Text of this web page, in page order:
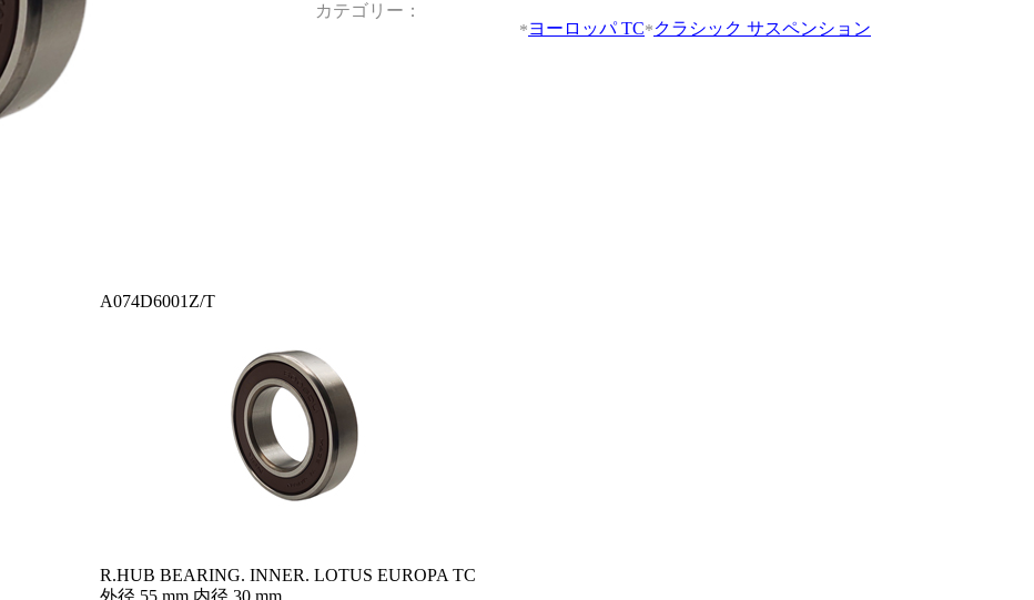
カテゴリー
ヨーロッパ TC
クラシック サスペンション
A074D6001Z/T
R.HUB BEARING. INNER. LOTUS EUROPA TC
外径 55 mm 内径 30 mm